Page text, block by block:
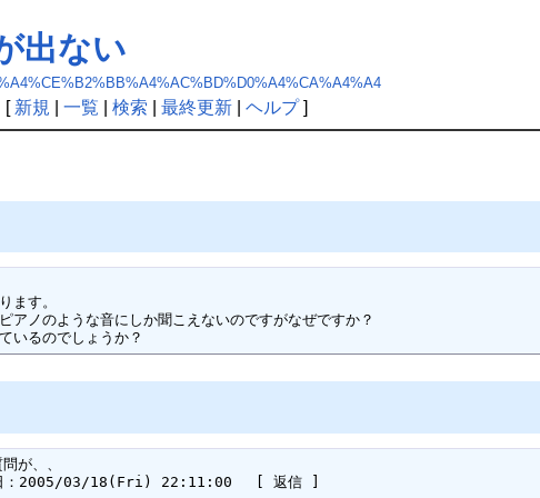
出ない
[ 新規 一覧 検索 最終更新| ヘルプ]
っているのでしょうか？
が、、
日：2005/03/18(Fri) 22:11:00　 [ 返信 ]